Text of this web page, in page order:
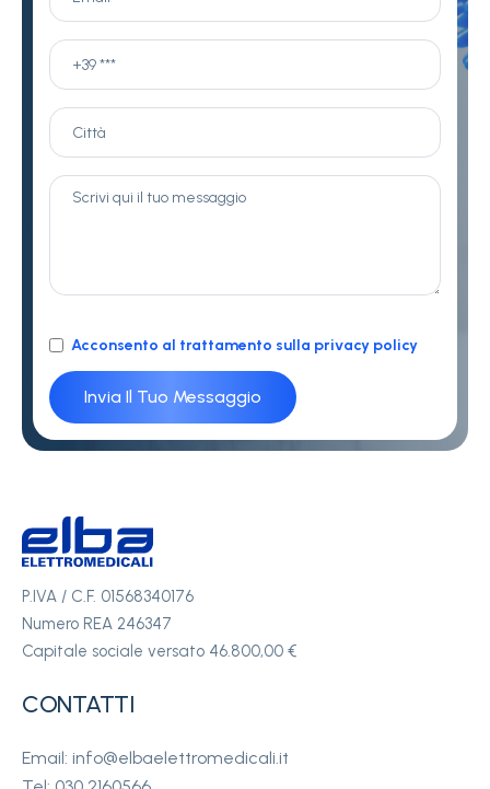
Acconsento al trattamento sulla privacy policy
P.IVA / C.F. 01568340176
Numero REA 246347
Capitale sociale versato 46.800,00 €
CONTATTI
Email: info@elbaelettromedicali.it